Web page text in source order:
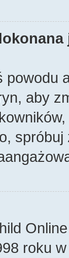
aby
roku